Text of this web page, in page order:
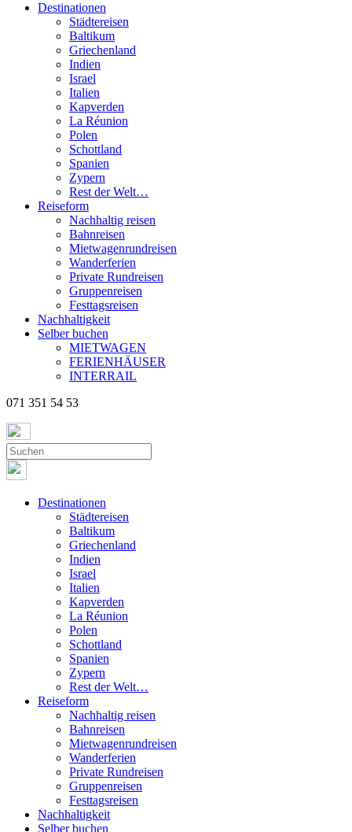
Destinationen
Städtereisen
Baltikum
Griechenland
Indien
Israel
Italien
Kapverden
La Réunion
Polen
Schottland
Spanien
Zypern
Rest der Welt…
Reiseform
Nachhaltig reisen
Bahnreisen
Mietwagenrundreisen
Wanderferien
Private Rundreisen
Gruppenreisen
Festtagsreisen
Nachhaltigkeit
Selber buchen
MIETWAGEN
FERIENHÄUSER
INTERRAIL
071 351 54 53
Destinationen
Städtereisen
Baltikum
Griechenland
Indien
Israel
Italien
Kapverden
La Réunion
Polen
Schottland
Spanien
Zypern
Rest der Welt…
Reiseform
Nachhaltig reisen
Bahnreisen
Mietwagenrundreisen
Wanderferien
Private Rundreisen
Gruppenreisen
Festtagsreisen
Nachhaltigkeit
Selber buchen